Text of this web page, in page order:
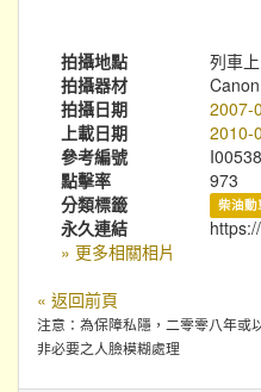
拍攝地點
列車上
拍攝器材
拍攝日期
2007-
上載日期
2010-
參考編號
點擊率
973
分類標籤
柴油動
永久連結
» 更多相關相片
« 返回前頁
注意：為保障私隱，二零零八年或
非必要之人臉模糊處理